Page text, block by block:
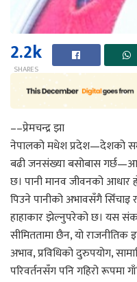
2.2k
SHARES
––प्रेमचन्द्र झा
नेपालको मधेश प्रदेश—देशको
बढी जनसंख्या बसोबास
छ। पानी मानव जीवनको आधार
पिउने पानीको अभावसँगै
हाहाकार झेल्नुपरेको छ। यस
सीमिततामा छैन, यो राजनीतिक
अभाव, प्रविधिको दुरुपयोग,
परिवर्तनसँग पनि गहिरो रूपमा